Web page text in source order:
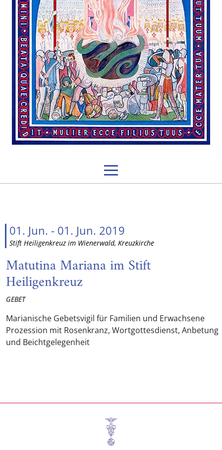
01. Jun. - 01. Jun. 2019
Stift Heiligenkreuz im Wienerwald, Kreuzkirche
Matutina Mariana im Stift
Heiligenkreuz
GEBET
Marianische Gebetsvigil für Familien und Erwachsene
Prozession mit Rosenkranz, Wortgottesdienst, Anbetung
und Beichtgelegenheit